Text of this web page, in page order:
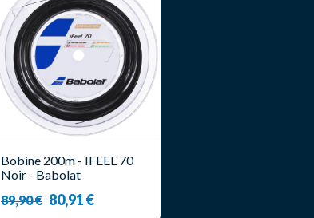
Bobine 200m - IFEEL 70
Noir - Babolat
89,90 € 80,91 €